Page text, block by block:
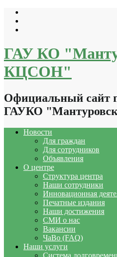
Перейти
содержимому
ГАУ КО
КЦСОН"
Официальный сайт
ГАУКО
Новости
Для граждан
Для сотрудников
Объявления
О центре
Структура центра
Наши сотрудники
Инновационная
Печатные издания
Наши достижения
СМИ о нас
Вакансии
ЧаВо (FAQ)
Наши услуги
Система